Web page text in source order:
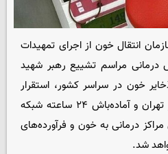
انتقال خون از اجرای تمهیدات
درمانی مراسم تشییع رهبر شهید
خون در سراسر کشور، استقرار
بانک‌های خون بیمارستانی در تهران و آماده‌باش ۲۴ ساعته شبکه
درمانی به خون و فرآورده‌های
شد.